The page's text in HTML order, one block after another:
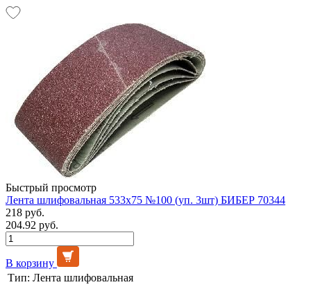
Быстрый просмотр
Лента шлифовальная 533х75 №100 (уп. 3шт) БИБЕР 70344
218 руб.
204.92 руб.
В корзину
Тип: Лента шлифовальная